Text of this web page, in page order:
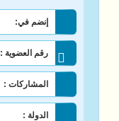
إنضم في:
رقم العضوية :
المشاركات :
الدولة :